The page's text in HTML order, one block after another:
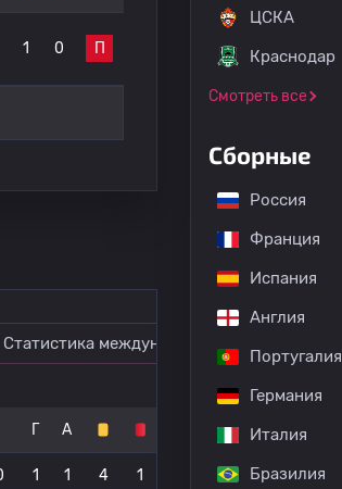
1 0 П
Статистика международных матчей
Г А
1 1 4 1
ЦСКА
Краснодар
Смотреть все
Сборные
Россия
Франция
Испания
Англия
Португалия
Германия
Италия
Бразилия